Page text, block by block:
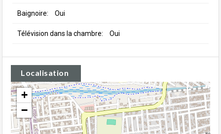
Baignoire: Oui
Télévision dans la chambre: Oui
Localisation
+
−